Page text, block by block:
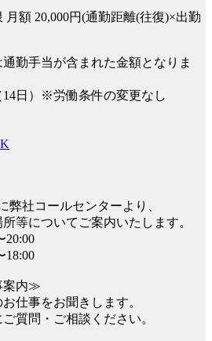
月額 20,000円(通勤距離(往復)×出勤
勤手当が含まれた金額となりま
日）※労働条件の変更なし
弊社コールセンターより、
等についてご案内いたします。
18:00
案内≫
仕事をお聞きします。
質問・ご相談ください。